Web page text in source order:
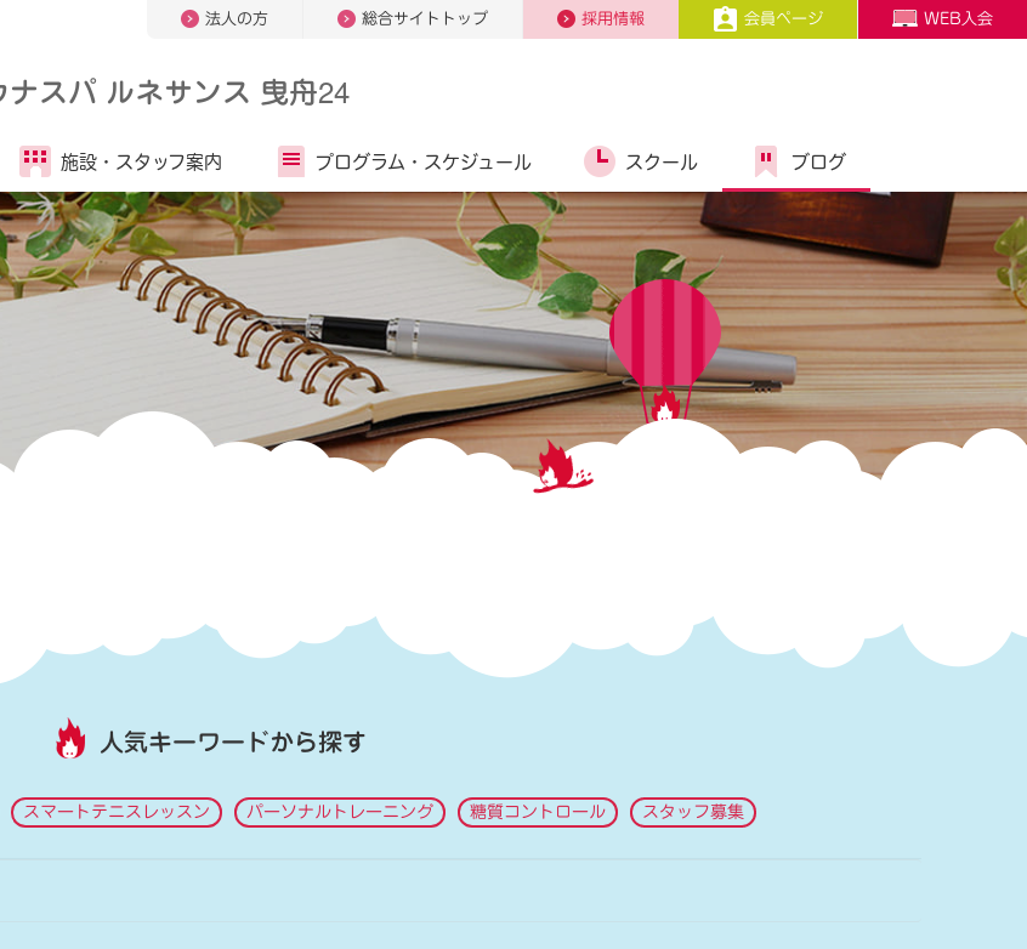
法人の方 総合サイトトップ 採用情報 会員ページ WEB入会
ナスパ ルネサンス 曳舟24
施設・ スタッフ案内 プログラム・ スケジュール スクール ブログ
人気キーワードから探す
スマートテニスレッスン パーソナルトレーニング 糖質コントロール スタッフ募集